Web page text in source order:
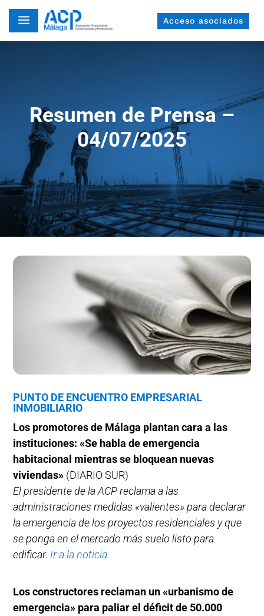
a Acceso asociados
Resumen de Prensa –
04/07/2025
PUNTO DE ENCUENTRO EMPRESARIAL
INMOBILIARIO
Los promotores de Málaga plantan cara a las
instituciones: «Se habla de emergencia
habitacional mientras se bloquean nuevas
viviendas» (DIARIO SUR)
El presidente de la ACP reclama a las
administraciones medidas «valientes» para declarar
la emergencia de los proyectos residenciales y que
se ponga en el mercado más suelo listo para
edificar. Ir a la noticia.
Los constructores reclaman un «urbanismo de
emergencia» para paliar el déficit de 50.000